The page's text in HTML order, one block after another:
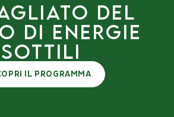
del
di energie
sottili
IL PROGRAMMA